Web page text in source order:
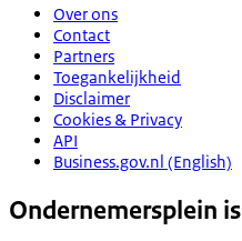
Over ons
Contact
Partners
Toegankelijkheid
Disclaimer
Cookies & Privacy
API
Business.gov.nl (English)
Ondernemersplein